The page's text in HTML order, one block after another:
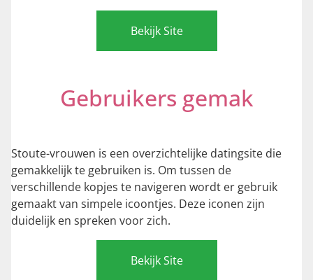
Bekijk Site
Gebruikers gemak
Stoute-vrouwen is een overzichtelijke datingsite die
gemakkelijk te gebruiken is. Om tussen de
verschillende kopjes te navigeren wordt er gebruik
gemaakt van simpele icoontjes. Deze iconen zijn
duidelijk en spreken voor zich.
Bekijk Site